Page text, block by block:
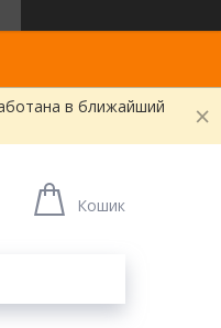
в ближайший
Кошик